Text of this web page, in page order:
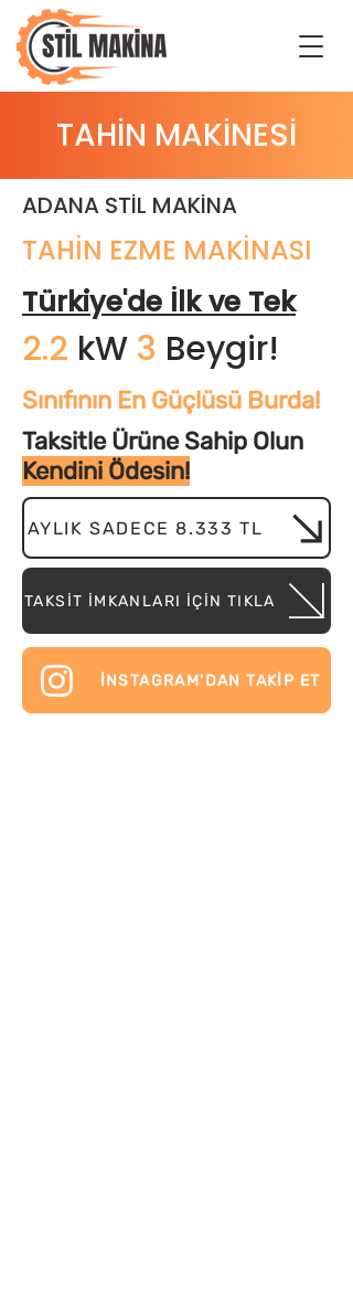
TAHİN MAKİNESİ
ADANA STİL MAKİNA
TAHİN EZME MAKİNASI
Türkiye'de İlk ve Tek
2.2 kW 3 Beygir!
Sınıfının En Güçlüsü Burda!
Taksitle Ürüne Sahip Olun
Kendini Ödesin!
AYLIK SADECE 8.333 TL
TAKSİT İMKANLARI İÇİN TIKLA
İNSTAGRAM'DAN TAKİP ET